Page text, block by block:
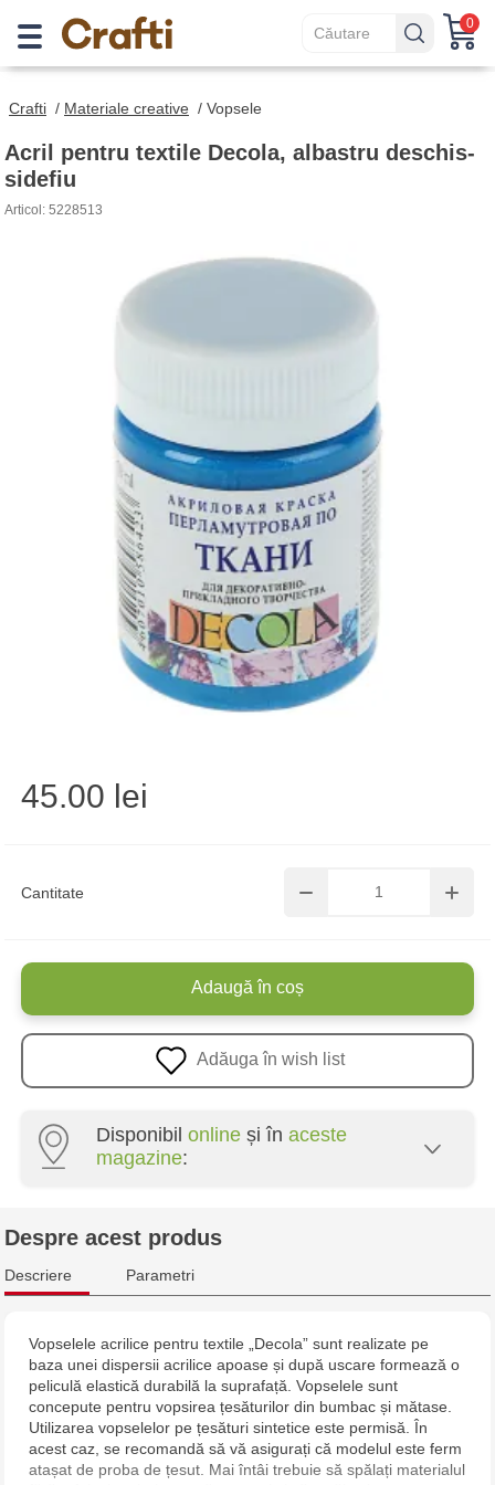
0
Crafti / Materiale creative / Vopsele
Acril pentru textile Decola, albastru deschis-
sidefiu
Articol: 5228513
Cantitate
45.00 lei
Adaugă în coș
Adăuga în wish list
Disponibil online și în aceste
magazine:
Crafti Botanica - bd. Decebal, 139
Crafti Buiucani - str. Alba Iulia, 77/18
Crafti Ciocana - str. Alecu Russo, 61/6
Crafti Riscani - bd. Moscova, 2
Despre acest produs
Descriere Parametri
Vopselele acrilice pentru textile „Decola” sunt realizate pe
baza unei dispersii acrilice apoase și după uscare formează o
peliculă elastică durabilă la suprafață. Vopselele sunt
concepute pentru vopsirea țesăturilor din bumbac și mătase.
Utilizarea vopselelor pe țesături sintetice este permisă. În
acest caz, se recomandă să vă asigurați că modelul este ferm
atașat de proba de țesut. Mai întâi trebuie să spălați materialul